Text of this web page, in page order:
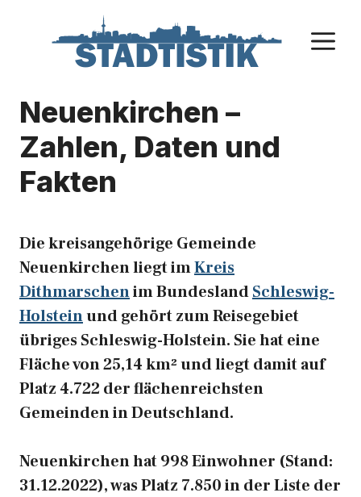
Neuenkirchen –
Zahlen, Daten und
Fakten
Die kreisangehörige Gemeinde
Neuenkirchen liegt imKreis
Dithmarschenim BundeslandSchleswig-
Holsteinund gehört zum Reisegebiet
übriges Schleswig-Holstein. Sie hat eine
Fläche von 25,14 km² und liegt damit auf
Platz 4.722 der flächenreichsten
Gemeinden in Deutschland.
Neuenkirchen hat 998 Einwohner (Stand:
31.12.2022), was Platz 7.850 in der Liste der